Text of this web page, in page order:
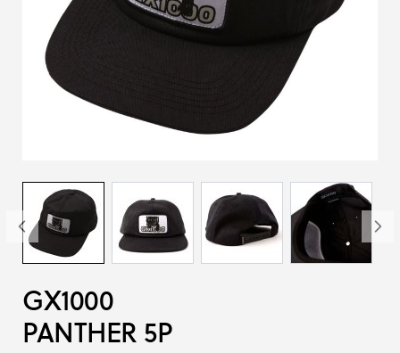
GX1000
PANTHER 5P